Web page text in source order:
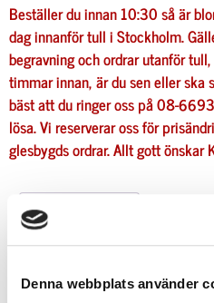
Denna webbplats använder
Beställer du innan 10:30 så är
dag innanför tull i Stockholm.
begravning och ordrar utanför
timmar innan, är du sen eller
bäst att du ringer oss på 08-
lösa. Vi reserverar oss för
glesbygds ordrar.Allt gott önskar
Beskrivning
Beskrivning